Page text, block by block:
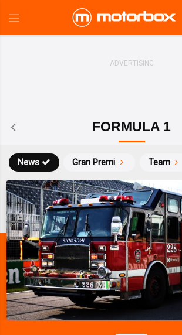
FORMULA 1
News Gran Premi Team